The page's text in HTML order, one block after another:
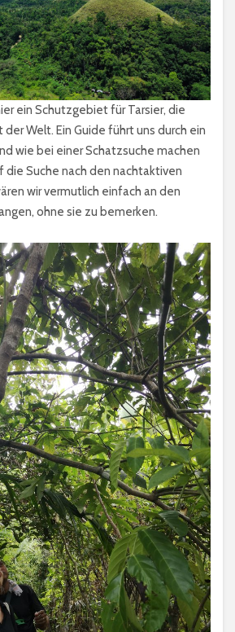
ein Schutzgebiet für Tarsier, die
Welt. Ein Guide führt uns durch ein
wie bei einer Schatzsuche machen
die Suche nach den nachtaktiven
wir vermutlich einfach an den
ohne sie zu bemerken.